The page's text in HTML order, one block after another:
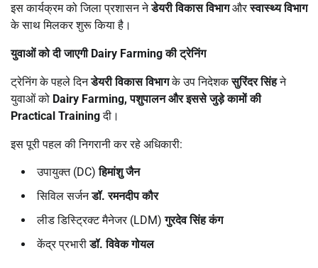
इस कार्यक्रम को जिला प्रशासन नेडेयरी विकास विभागऔरस्वास्थ्य विभाग
के साथ मिलकर शुरू किया है।
युवाओं को दी जाएगी Dairy Farmingकी ट्रेनिंग
ट्रेनिंग के पहले दिनडेयरी विकास विभागके उप निदेशकसुरिंदर सिंहने
युवाओं को Dairy Farming,पशुपालन और इससे जुड़े कामों की
Practical Trainingदी।
इस पूरी पहल की निगरानी कर रहे अधिकारी:
उपायुक्त (DC)हिमांशु जैन
सिविल सर्जनडॉ. रमनदीप कौर
लीड डिस्ट्रिक्ट मैनेजर (LDM)गुरदेव सिंह कंग
केंद्र प्रभारीडॉ. विवेक गोयल